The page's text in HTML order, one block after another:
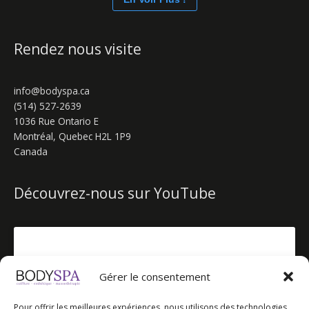
Gérer le consentement
Rendez nous visite
info@bodyspa.ca
(514) 527-2639
1036 Rue Ontario E
Montréal, Quebec H2L 1P9
Canada
Découvrez-nous sur YouTube